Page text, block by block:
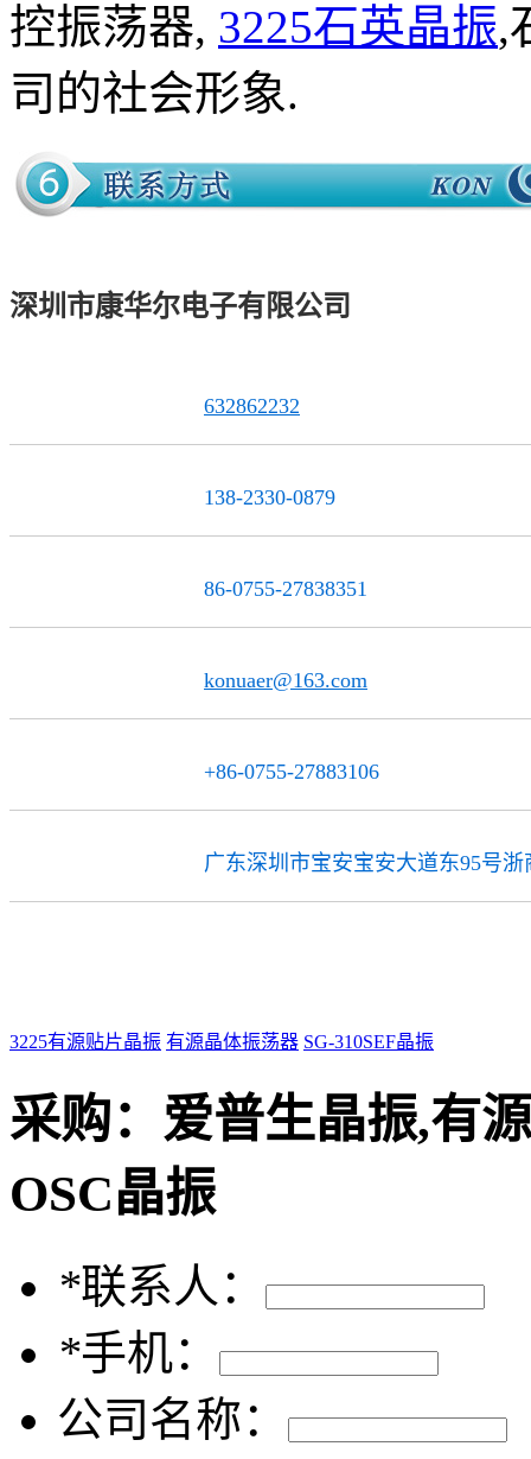
控振荡器, 3225石英晶振,
司的社会形象.
深圳市康华尔电子有限公司
632862232
138-2330-0879
86-0755-27838351
konuaer@163.com
+86-0755-27883106
广东深圳市宝安宝安大道东95号浙
3225有源贴片晶振 有源晶体振荡器 SG-310SEF晶振
采购： 爱普生晶振,有
OSC晶振
*联系人：
*手机：
公司名称：